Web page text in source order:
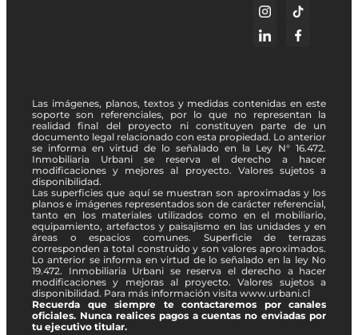
Las imágenes, planos, textos y medidas contenidas en este
soporte son referenciales, por lo que no representan la
realidad final del proyecto ni constituyen parte de un
documento legal relacionado con esta propiedad. Lo anterior
se informa en virtud de lo señalado en la Ley N° 16.472.
Inmobiliaria Urbani se reserva el derecho a hacer
modificaciones y mejores al proyecto. Valores sujetos a
disponibilidad.
Las superficies que aquí se muestran son aproximadas y los
planos e imágenes representados son de carácter referencial,
tanto en los materiales utilizados como en el mobiliario,
equipamiento, artefactos y paisajismo en las unidades y en
áreas o espacios comunes. Superficie de terrazas
corresponden a total construido y son valores aproximados.
Lo anterior se informa en virtud de lo señalado en la ley No
19.472. Inmobiliaria Urbani se reserva el derecho a hacer
modificaciones y mejoras al proyecto. Valores sujetos a
disponibilidad. Para más información visita www.urbani.cl
Recuerda que siempre te contactaremos por canales
oficiales. Nunca realices pagos a cuentas no enviadas por
tu ejecutivo titular.